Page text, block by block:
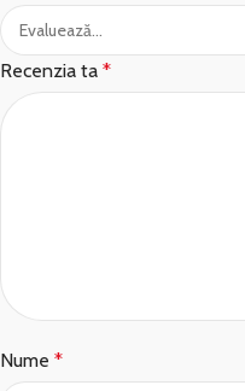
Recenzia ta *
Nume *